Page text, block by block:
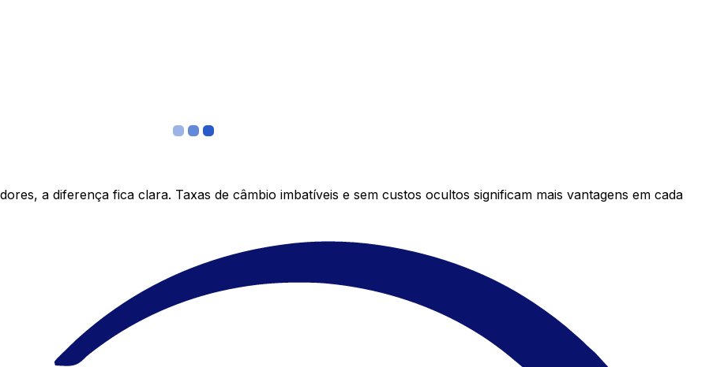
a diferença fica clara. Taxas de câmbio imbatíveis e sem custos ocultos significam mais vantagens em cada